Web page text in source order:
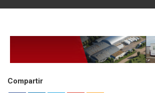
Compartir